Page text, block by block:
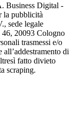
Business Digital -
la pubblicità
sede legale
20093 Cologno
trasmessi e/o
di
fatto divieto
scraping.